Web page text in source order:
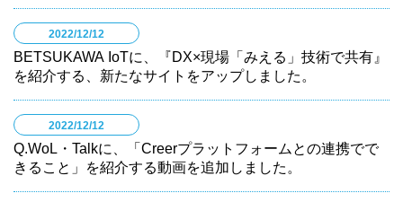
2022/12/12
BETSUKAWA IoTに、『DX×現場「みえる」技術で共有』
を紹介する、新たなサイトをアップしました。
2022/12/12
Q.WoL・Talkに、「Creerプラットフォームとの連携でで
きること」を紹介する動画を追加しました。